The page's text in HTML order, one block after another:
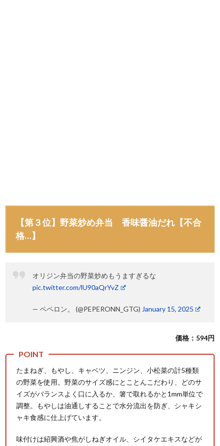
【第３位】野菜炒め弁当 香味醤油だれ【不合
格…】
オリジン弁当の野菜炒めもうますぎるな
pic.twitter.com/lU90aQrYvZ
— ペペロン。 (@PEPERONN_GTG) January 15, 2025
価格：594円
たまねぎ、もやし、キャベツ、ニンジン、小松菜の計5種類
の野菜を使用。野菜のサイズ感にとことんこだわり、どのサ
イズがバランスよく口に入るか、箸で取れるかと1mm単位で
調整。もやしは油通しすることで水分流出を防ぎ、シャキシ
ャキ食感に仕上げています。
味付けは紹興酒や焦がしねぎオイル、シイタケエキスなどが